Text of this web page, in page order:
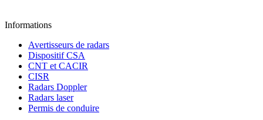
Informations
Avertisseurs de radars
Dispositif CSA
CNT et CACIR
CISR
Radars Doppler
Radars laser
Permis de conduire